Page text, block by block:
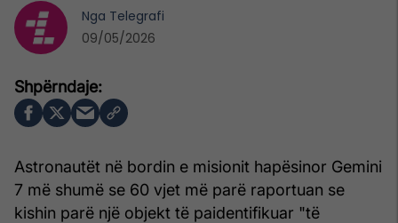
Astronautët në bordin e misionit hapësinor Gemini
7 më shumë se 60 vjet më parë raportuan se
kishin parë një objekt të paidentifikuar "të
Nga Telegrafi
09/05/2026